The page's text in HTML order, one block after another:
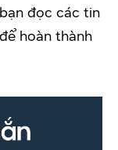
đọc các tin
hoàn thành